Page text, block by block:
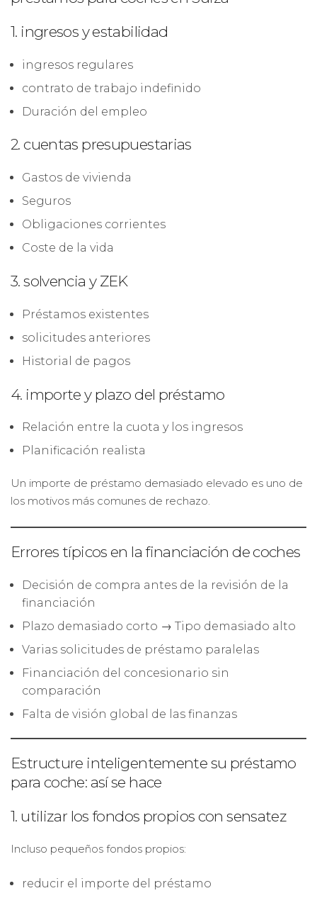
1. ingresos y estabilidad
ingresos regulares
contrato de trabajo indefinido
Duración del empleo
2. cuentas presupuestarias
Gastos de vivienda
Seguros
Obligaciones corrientes
Coste de la vida
3. solvencia y ZEK
Préstamos existentes
solicitudes anteriores
Historial de pagos
4. importe y plazo del préstamo
Relación entre la cuota y los ingresos
Planificación realista
Un importe de préstamo demasiado elevado es uno de
los motivos más comunes de rechazo.
Errores típicos en la financiación de coches
Decisión de compra antes de la revisión de la
financiación
Plazo demasiado corto → Tipo demasiado alto
Varias solicitudes de préstamo paralelas
Financiación del concesionario sin
comparación
Falta de visión global de las finanzas
Estructure inteligentemente su préstamo
para coche: así se hace
1. utilizar los fondos propios con sensatez
Incluso pequeños fondos propios:
reducir el importe del préstamo